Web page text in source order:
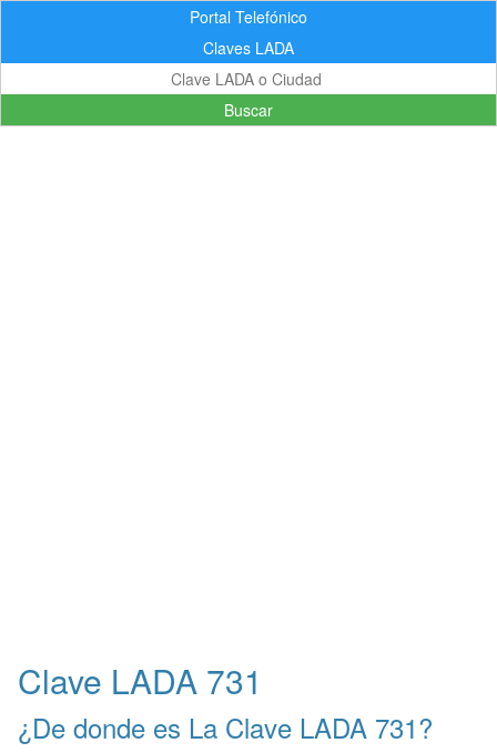
Portal Telefónico
Claves LADA
Buscar
Clave LADA 731
¿De donde es La Clave LADA 731?